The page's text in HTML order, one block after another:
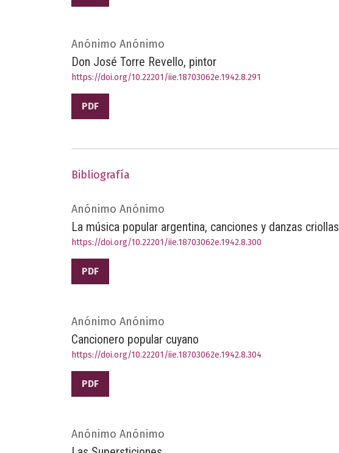
Anónimo Anónimo
Don José Torre Revello, pintor
https://doi.org/10.22201/iie.18703062e.1942.8.291
PDF
Bibliografía
Anónimo Anónimo
La música popular argentina, canciones y danzas criollas
https://doi.org/10.22201/iie.18703062e.1942.8.300
PDF
Anónimo Anónimo
Cancionero popular cuyano
https://doi.org/10.22201/iie.18703062e.1942.8.304
PDF
Anónimo Anónimo